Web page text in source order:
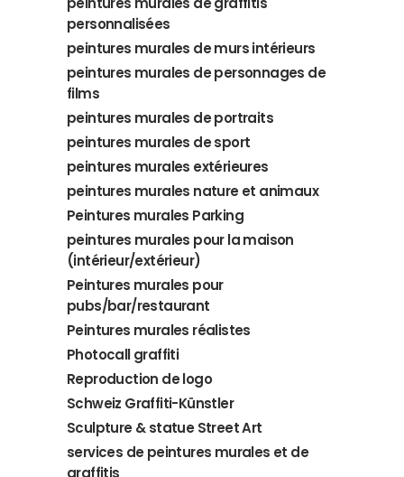
personnalisées
peintures murales de murs intérieurs
peintures murales de personnages de
films
peintures murales de portraits
peintures murales de sport
peintures murales extérieures
peintures murales nature et animaux
Peintures murales Parking
peintures murales pour la maison
(intérieur/extérieur)
Peintures murales pour
pubs/bar/restaurant
Peintures murales réalistes
Photocall graffiti
Reproduction de logo
Schweiz Graffiti-Künstler
Sculpture & statue Street Art
services de peintures murales et de